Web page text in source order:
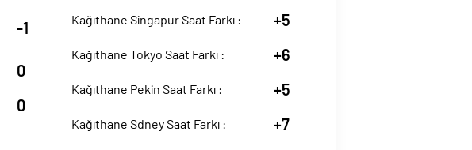
-1
0
0
Kağıthane Singapur Saat Farkı : +5
Kağıthane Tokyo Saat Farkı : +6
Kağıthane Pekin Saat Farkı : +5
Kağıthane Sdney Saat Farkı : +7